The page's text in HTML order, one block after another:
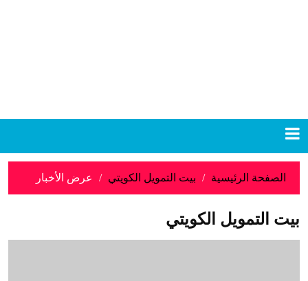
الصفحة الرئيسية بيت التمويل الكويتي عرض الأخبار
بيت التمويل الكويتي